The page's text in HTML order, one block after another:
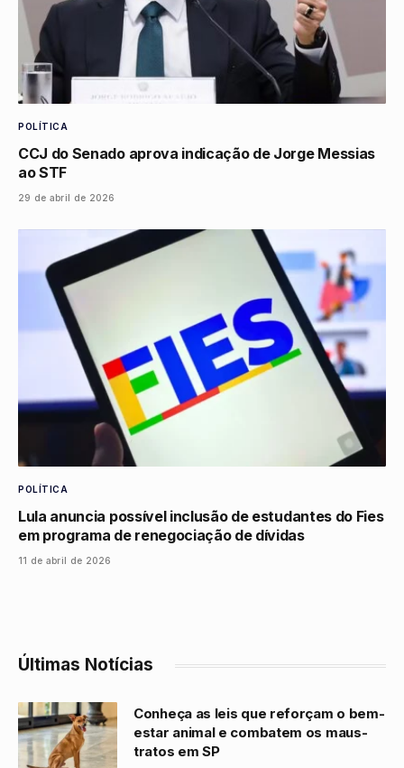
POLÍTICA
CCJ do Senado aprova indicação de Jorge Messias
ao STF
29 de abril de 2026
POLÍTICA
Lula anuncia possível inclusão de estudantes do Fies
em programa de renegociação de dívidas
11 de abril de 2026
Últimas Notícias
Conheça as leis que reforçam o bem-
estar animal e combatem os maus-
tratos em SP